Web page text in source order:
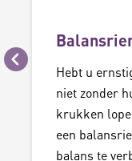
Vorige Hebt u
niet zonder
krukken
een
balans te